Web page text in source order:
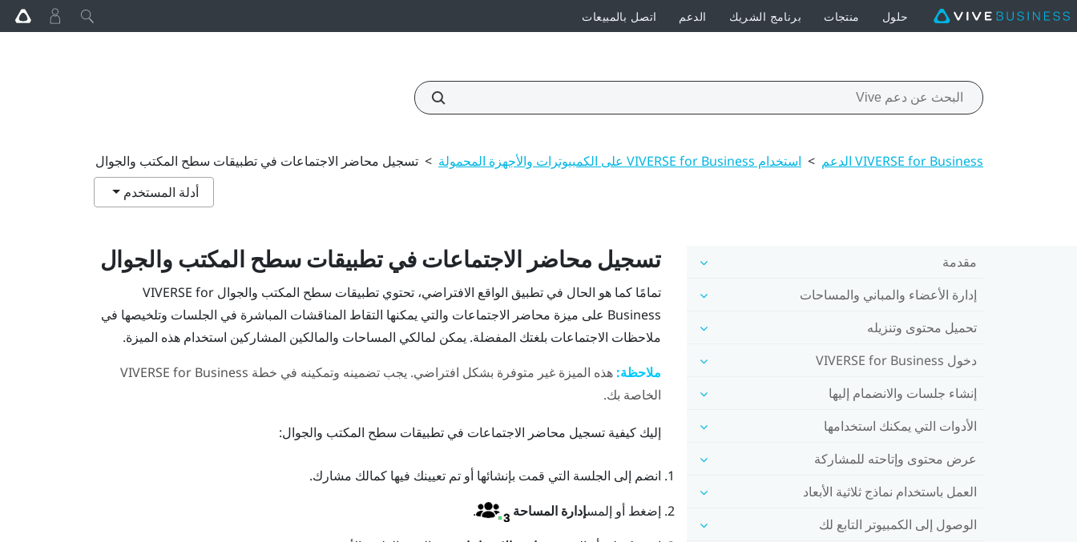
حلول منتجات برنامج الشريك الدعم اتصل بالمبيعات
VIVERSE for Business الدعم > استخدام VIVERSE for Business على الكمبيوترات والأجهزة المحمولة > تسجيل محاضر الاجتماعات في تطبيقات سطح المكتب والجوال
أدلة المستخدم
مقدمة
إدارة الأعضاء والمباني والمساحات
تحميل محتوى وتنزيله
دخول VIVERSE for Business
إنشاء جلسات والانضمام إليها
الأدوات التي يمكنك استخدامها
عرض محتوى وإتاحته للمشاركة
العمل باستخدام نماذج ثلاثية الأبعاد
الوصول إلى الكمبيوتر التابع لك
تسجيل محاضر الاجتماعات في تطبيقات سطح المكتب والجوال
تمامًا كما هو الحال في تطبيق الواقع الافتراضي، تحتوي تطبيقات سطح المكتب والجوال VIVERSE for
Business على ميزة محاضر الاجتماعات والتي يمكنها التقاط المناقشات المباشرة في الجلسات وتلخيصها في
ملاحظات الاجتماعات بلغتك المفضلة. يمكن لمالكي المساحات والمالكين المشاركين استخدام هذه الميزة.
ملاحظة:هذه الميزة غير متوفرة بشكل افتراضي. يجب تضمينه وتمكينه في خطة VIVERSE for Business
الخاصة بك.
إليك كيفية تسجيل محاضر الاجتماعات في تطبيقات سطح المكتب والجوال:
انضم إلى الجلسة التي قمت بإنشائها أو تم تعيينك فيها كمالك مشارك.
إضغط أو إلمسإدارة المساحة .